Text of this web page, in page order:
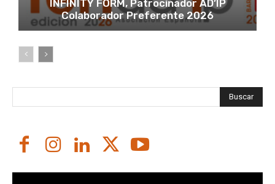
INFINITY FORM, Patrocinador AD’IP
Colaborador Preferente 2026
Buscar